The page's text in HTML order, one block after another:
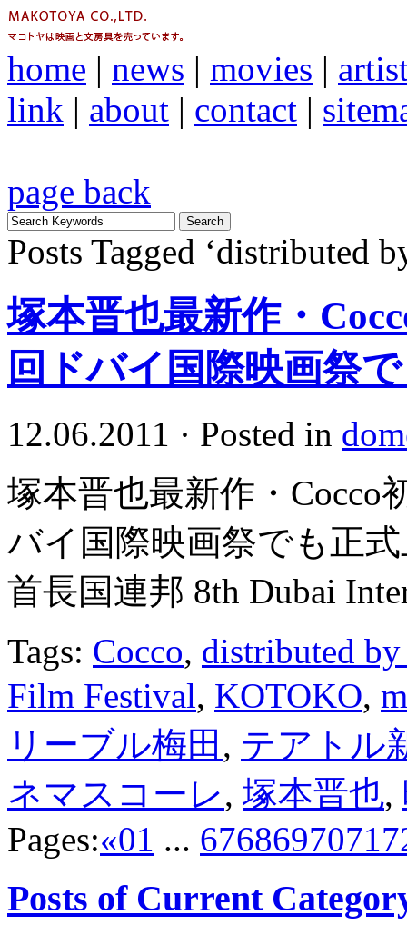
home | news | movies |
link | about | contact |
page back
Posts Tagged ‘distributed
塚本晋也最新作・
回ドバイ国際映画祭
12.06.2011 · Posted in
塚本晋也最新作・Cocco
バイ国際映画祭でも正式
首長国連邦 8th Dubai
Tags: Cocco, distributed
Film Festival, KOTOKO,
リーブル梅田 , テアトル
ネマスコーレ, 塚本晋也,
Pages:«01 ... 6768697071
Posts of Current